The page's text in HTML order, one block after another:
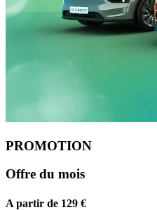
PROMOTION
Offre du mois
A partir de 129 €